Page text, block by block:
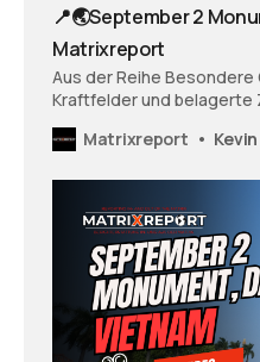
📍🌏September 2
Matrixreport
Aus der Reihe
Kraftfelder und belagerte
wenn du dir diesen Ort
und was öffnet sich
Matrixreport